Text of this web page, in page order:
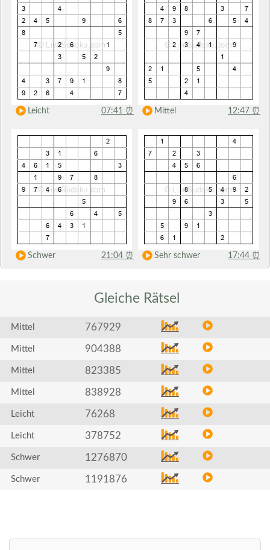
Leicht 07:41 ⏰ Mittel 12:47 ⏰
Schwer 21:04 ⏰ Sehr schwer 17:44 ⏰
Gleiche Rätsel
Mittel 767929
Mittel 904388
Mittel 823385
Mittel 838928
Leicht 76268
Leicht 378752
Schwer 1276870
Schwer 1191876